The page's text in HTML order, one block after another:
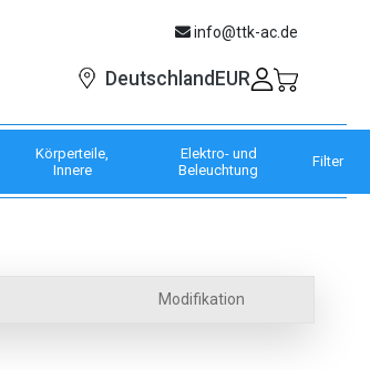
info@ttk-ac.de
Deutschland EUR
Körperteile,
Innere
Elektro- und
Beleuchtung
Filter
Modifikation